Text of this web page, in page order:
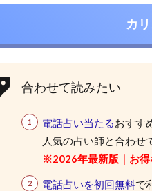
カ
合わせて読みたい
電話占い当たるおすす
人気の占い師と合わせ
※2026年最新版｜お得
電話占いを初回無料で